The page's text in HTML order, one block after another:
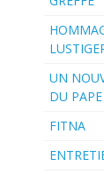
UN
DU
FITNA